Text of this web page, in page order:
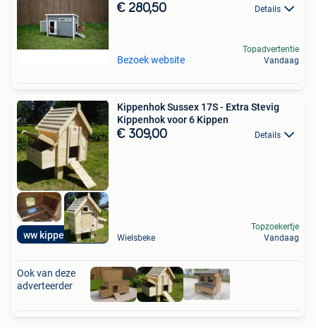
€ 280,50 Details
Bezoek website
Topadvertentie
Vandaag
ww kippenhokken be
Kippenhok Sussex 17S - Extra Stevig
Kippenhok voor 6 Kippen
€ 309,00 Details
Wielsbeke
Topzoekertje
Vandaag
Ook van deze
adverteerder